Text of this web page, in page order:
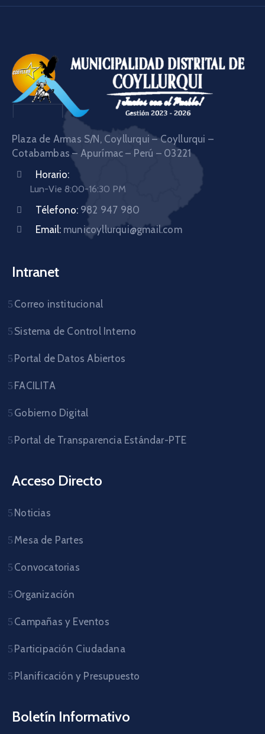
Plaza de Armas S/N, Coyllurqui – Coyllurqui –
Cotabambas – Apurímac – Perú – 03221
Horario:
Lun-Vie 8:00-16:30 PM
Télefono: 982 947 980
Email: municoyllurqui@gmail.com
Intranet
Correo institucional
Sistema de Control Interno
Portal de Datos Abiertos
FACILITA
Gobierno Digital
Portal de Transparencia Estándar-PTE
Acceso Directo
Noticias
Mesa de Partes
Convocatorias
Organización
Campañas y Eventos
Participación Ciudadana
Planificación y Presupuesto
Boletín Informativo